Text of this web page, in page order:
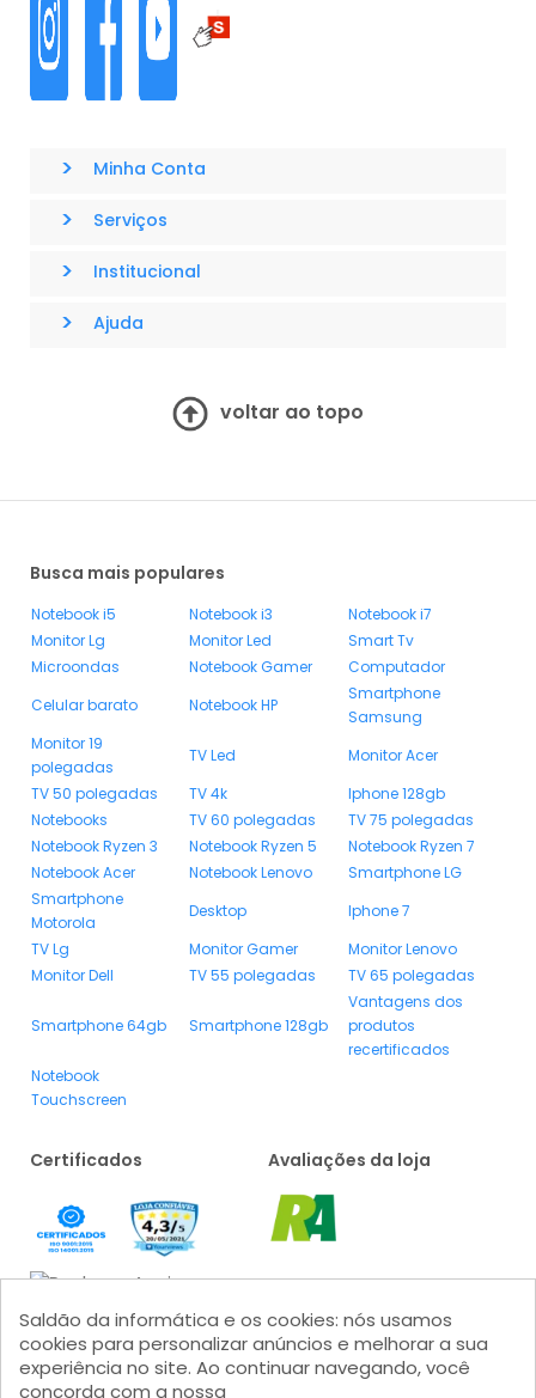
> Minha Conta
> Serviços
> Institucional
> Ajuda
voltar ao topo
Busca mais populares
Notebook i5 Notebook i3
Notebook i7
Monitor Lg
Monitor Led
Smart Tv
Microondas
Notebook Gamer
Computador
Celular barato
Notebook HP
Smartphone
Samsung
Monitor 19
polegadas
TV Led
Monitor Acer
TV 50 polegadas
TV 4k
Iphone 128gb
Notebooks
TV 60 polegadas
TV 75 polegadas
Notebook Ryzen 3
Notebook Ryzen 5
Notebook Ryzen 7
Notebook Acer
Notebook Lenovo
Smartphone LG
Smartphone
Motorola
Desktop
Iphone 7
TV Lg
Monitor Gamer
Monitor Lenovo
Monitor Dell
TV 55 polegadas TV 65 polegadas
Smartphone 64gb Smartphone 128gb
Vantagens dos
produtos
recertificados
Notebook
Touchscreen
Certificados Avaliações da loja
Saldão da informática e os cookies: nós usamos
cookies para personalizar anúncios e melhorar a sua
experiência no site. Ao continuar navegando, você
concorda com a nossa